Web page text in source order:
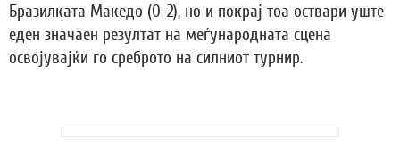
Бразилката Македо (0-2), но и покрај тоа оствари уште
еден значаен резултат на меѓународната сцена
освојувајќи го среброто на силниот турнир.